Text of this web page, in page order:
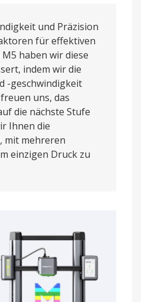
und Präzision
für effektiven
haben wir diese
indem wir die
-geschwindigkeit
uns, das
die nächste Stufe
Ihnen die
mit mehreren
einzigen Druck zu